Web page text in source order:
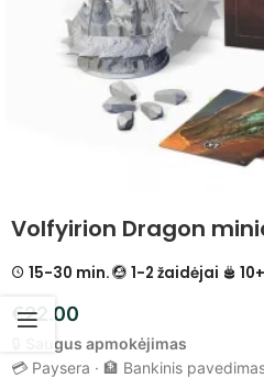
Volfyirion Dragon
15-30 min. 1-2 žaidėjai 10+
€22.00
Saugus apmokėjimas
💳 Paysera · 🏦 Bankinis